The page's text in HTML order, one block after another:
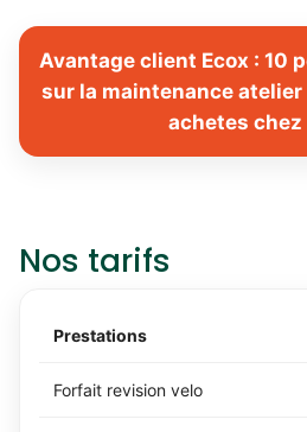
Avantage client Ecox : 10
sur la maintenance
achetes chez
Nos tarifs
Prestations
Forfait revision velo